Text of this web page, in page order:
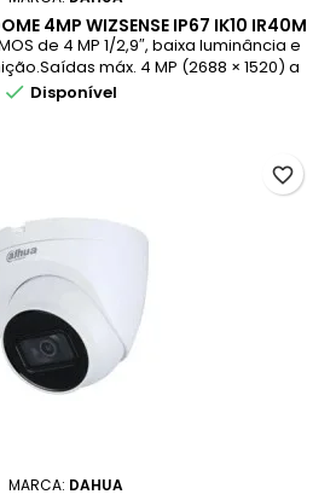
4MP WIZSENSE IP67 IK10 IR40M
2.7-12MM
de 4 MP 1/2,9″, baixa luminância e
máx. 4 MP (2688 × 1520) a
1440 (2560 × 1440) a 25/30 fps.Codec
 Disponível
MARCA: DAHUA
favorite_border